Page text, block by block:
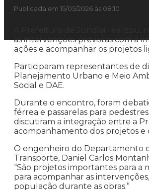
Publicada em 15/05/2026 às 08:10
as intervenções previstas com a
ações e acompanhar os projetos
Participaram representantes de
Planejamento Urbano e Meio
Social e DAE.
Durante o encontro, foram
férrea e passarelas para
discutiram a integração entre a
acompanhamento dos projetos e
O engenheiro do Departamento
Transporte, Daniel Carlos
“São projetos importantes para a
para acompanhar as
população durante as obras.”